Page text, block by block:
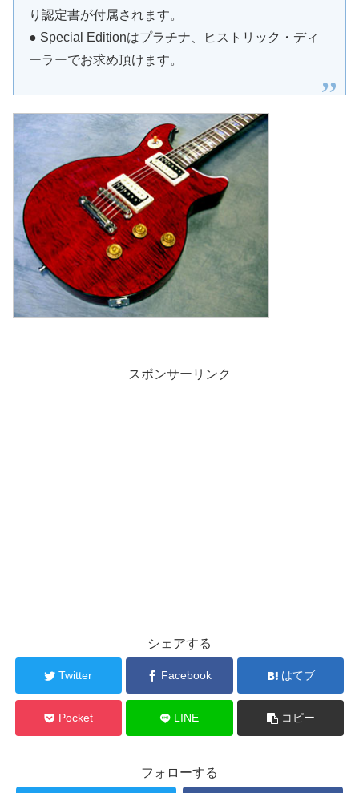
り認定書が付属されます。
● Special Editionはプラチナ、ヒストリック・ディ
ーラーでお求め頂けます。
スポンサーリンク
シェアする
Twitter Facebook はてブ
Pocket LINE コピー
フォローする